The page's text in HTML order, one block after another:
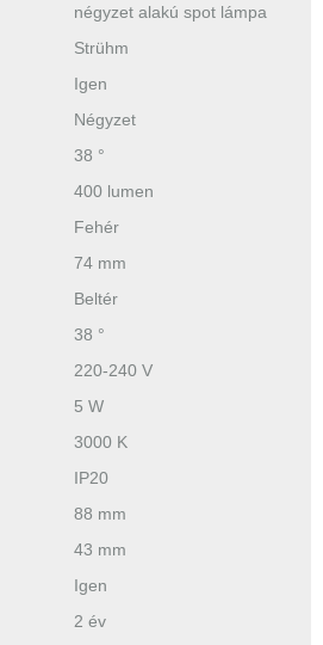
négyzet alakú spot lámpa
Strühm
Igen
Négyzet
38 °
400 lumen
Fehér
74 mm
Beltér
38 °
220-240 V
5 W
3000 K
IP20
88 mm
43 mm
Igen
2 év